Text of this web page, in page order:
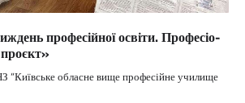
професійної освіти. Професіо-
“Київське обласне вище професійне училище